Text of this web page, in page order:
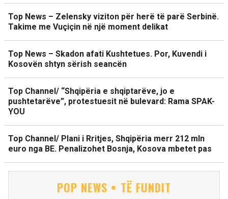
Top News – Zelensky viziton për herë të parë Serbinë.
Takime me Vuçiçin në një moment delikat
Top News – Skadon afati Kushtetues. Por, Kuvendi i
Kosovën shtyn sërish seancën
Top Channel/ “Shqipëria e shqiptarëve, jo e
pushtetarëve”, protestuesit në bulevard: Rama SPAK-
YOU
Top Channel/ Plani i Rritjes, Shqipëria merr 212 mln
euro nga BE. Penalizohet Bosnja, Kosova mbetet pas
POP NEWS • TË FUNDIT